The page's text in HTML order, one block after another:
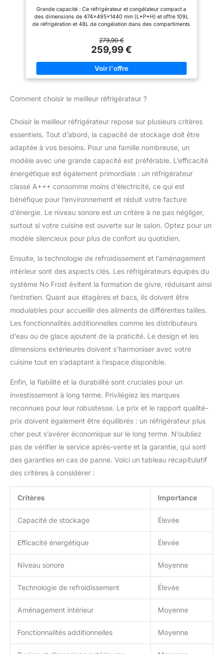
Grande capacité : Ce réfrigérateur et congélateur compact a
des dimensions de 474x495x1440 mm (L*P*H) et offre 109L
de réfrigération et 48L de congélation dans des compartiments
un bureau ou une chambre à coucher. Précision des
températures : 5 Réglages de température variable vous
fournissent les conditions de stockage personnalisées pour les
aliments et les boissons. La température du réfrigérateur varie
de 2 ~ 8℃ tandis que la température du congélateur se
maintient constamment à -16~-24℃. Étagères amovibles et
permet de préserver l'humidité des légumes et des fruits, pour
l'obscurité lorsque vous ouvrez la porte du mini réfrigérateur,
pied d'équilibrage réglable maintient le mini-réfrigérateur
stable sur les sols irréguliers. Les joints de porte sont
amovibles pour un nettoyage en profondeur. Ce mini
réfrigérateur est hautement personnalisable pour devenir votre
propre réfrigérateur. Contient : 1 réfrigérateur CHiQ 157L, 1 bac
à glace, 1 outil de dégivrage, des étagères et des tiroirs.
à vie. Si vous avez besoin d'aide, veuillez nous contacter.
279,90 €
259,99 €
Comment choisir le meilleur réfrigérateur ?
Choisir le meilleur réfrigérateur repose sur plusieurs critères
essentiels. Tout d’abord, la capacité de stockage doit être
adaptée à vos besoins. Pour une famille nombreuse, un
modèle avec une grande capacité est préférable. L’efficacité
énergétique est également primordiale : un réfrigérateur
classé A+++ consomme moins d’électricité, ce qui est
bénéfique pour l’environnement et réduit votre facture
d’énergie. Le niveau sonore est un critère à ne pas négliger,
surtout si votre cuisine est ouverte sur le salon. Optez pour un
modèle silencieux pour plus de confort au quotidien.
Ensuite, la technologie de refroidissement et l’aménagement
intérieur sont des aspects clés. Les réfrigérateurs équipés du
système No Frost évitent la formation de givre, réduisant ainsi
l’entretien. Quant aux étagères et bacs, ils doivent être
modulables pour accueillir des aliments de différentes tailles.
Les fonctionnalités additionnelles comme les distributeurs
d’eau ou de glace ajoutent de la praticité. Le design et les
dimensions extérieures doivent s’harmoniser avec votre
cuisine tout en s’adaptant à l’espace disponible.
Enfin, la fiabilité et la durabilité sont cruciales pour un
investissement à long terme. Privilégiez les marques
reconnues pour leur robustesse. Le prix et le rapport qualité-
prix doivent également être équilibrés : un réfrigérateur plus
cher peut s’avérer économique sur le long terme. N’oubliez
pas de vérifier le service après-vente et la garantie, qui sont
des garanties en cas de panne. Voici un tableau récapitulatif
des critères à considérer :
Critères Importance
Capacité de stockage Élevée
Efficacité énergétique Élevée
Niveau sonore Moyenne
Technologie de refroidissement Élevée
Aménagement intérieur Moyenne
Fonctionnalités additionnelles Moyenne